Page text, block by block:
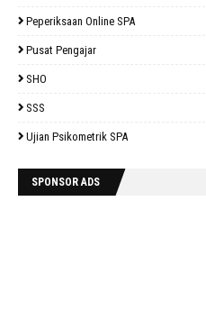
Peperiksaan Online SPA
Pusat Pengajar
SHO
SSS
Ujian Psikometrik SPA
SPONSOR ADS